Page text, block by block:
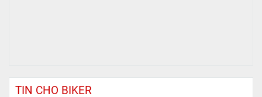
TIN CHO BIKER